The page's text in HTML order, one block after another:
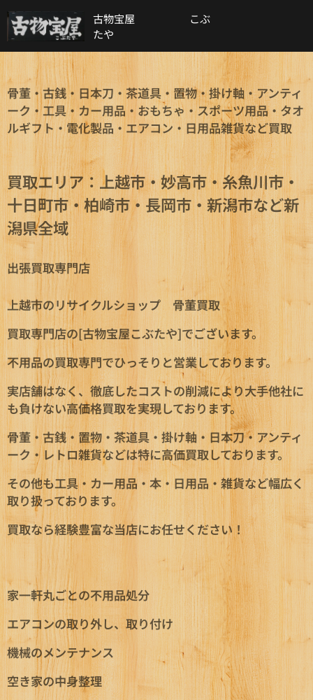
古物宝屋 こぶ
たや
骨董・古銭・日本刀・茶道具・置物・掛け軸・アンティ
ーク・工具・カー用品・おもちゃ・スポーツ用品・タオ
ルギフト・電化製品・エアコン・日用品雑貨など買取
買取エリア：上越市・妙高市・糸魚川市・
十日町市・柏崎市・長岡市・新潟市など新
潟県全域
出張買取専門店
上越市のリサイクルショップ 骨董買取
買取専門店の[古物宝屋こぶたや]でございます。
不用品の買取専門でひっそりと営業しております。
実店舗はなく、徹底したコストの削減により大手他社に
も負けない高価格買取を実現しております。
骨董・古銭・置物・茶道具・掛け軸・日本刀・アンティ
ーク・レトロ雑貨などは特に高価買取しております。
その他も工具・カー用品・本・日用品・雑貨など幅広く
取り扱っております。
買取なら経験豊富な当店にお任せください！
家一軒丸ごとの不用品処分
エアコンの取り外し、取り付け
機械のメンテナンス
空き家の中身整理